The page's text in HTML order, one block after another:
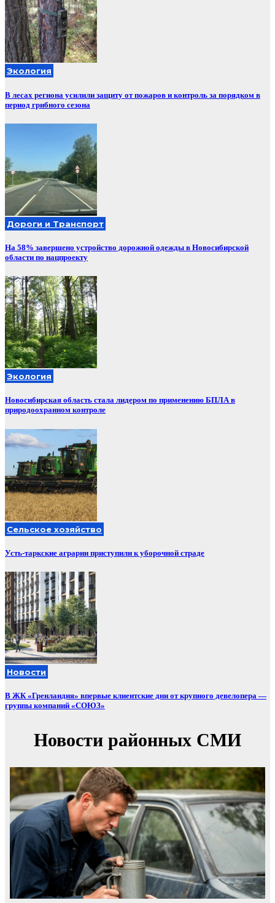
Экология
В лесах региона усилили защиту от пожаров и контроль за порядком в
период грибного сезона
Дороги и Транспорт
На 58% завершено устройство дорожной одежды в Новосибирской
области по нацпроекту
Экология
Новосибирская область стала лидером по применению БПЛА в
природоохранном контроле
Сельское хозяйство
Усть-таркские аграрии приступили к уборочной страде
Новости
В ЖК «Гренландия» впервые клиентские дни от крупного девелопера —
группы компаний «СОЮЗ»